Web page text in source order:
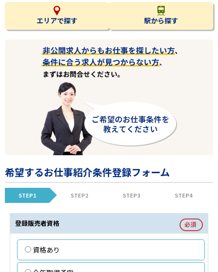
エリアで探す 駅から探す
希望するお仕事紹介条件登録フォーム
STEP1 STEP2 STEP3 STEP4
登録販売者資格 必須
資格あり